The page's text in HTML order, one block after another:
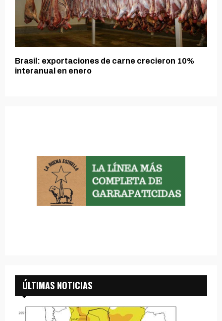
Brasil: exportaciones de carne crecieron 10%
interanual en enero
ÚLTIMAS NOTICIAS